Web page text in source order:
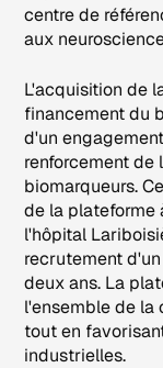
centre de
aux
L'acquisition de
financement du
d'un
renforcement de
biomarqueurs.
de la plateforme
l'hôpital
recrutement
deux ans. La
l'ensemble de la
tout en
industrielles.